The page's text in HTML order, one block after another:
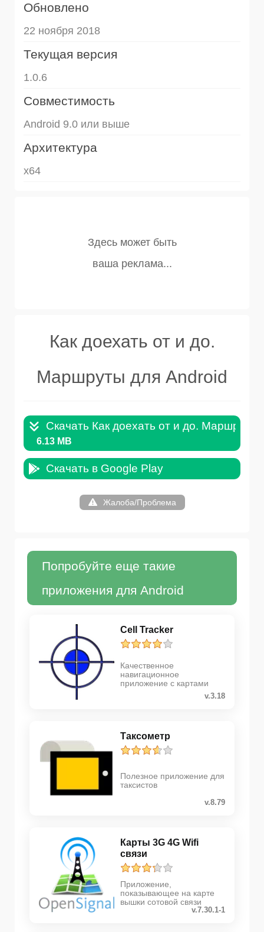
Обновлено
22 ноября 2018
Текущая версия
1.0.6
Совместимость
Android 9.0 или выше
Архитектура
x64
Как доехать от и до.
Маршруты для Android
Скачать Как доехать от и до. Маршруты
6.13 MB
Скачать в Google Play
Жалоба/Проблема
Попробуйте еще такие
приложения для Android
Cell Tracker
Качественное
навигационное
приложение с картами
v.3.18
Таксометр
Полезное приложение для
таксистов
v.8.79
Карты 3G 4G Wifi
связи
Приложение,
показывающее на карте
вышки сотовой связи
v.7.30.1-1